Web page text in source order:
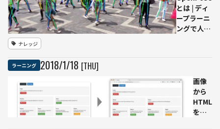
監視
社
会」
とは | ディ
ープラーニ
ングで人の
ナレッジ
ラーニング 2018/1/18 [THU]
画像
から
HTML
を生